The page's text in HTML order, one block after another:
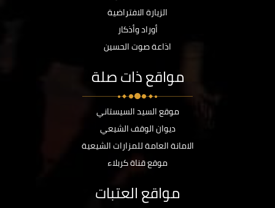
الزيارة الافتراضية
أوراد وأذكار
اذاعة صوت الحسين
مواقع ذات صلة
موقع السيد السيستاني
ديوان الوقف الشيعي
الامانة العامة للمزارات الشيعية
موقع قناة كربلاء
مواقع العتبات